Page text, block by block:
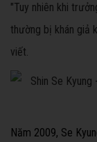
"Tuy nhiên khi
thường bị khán giả
viết.
Năm 2009, Se Kyun